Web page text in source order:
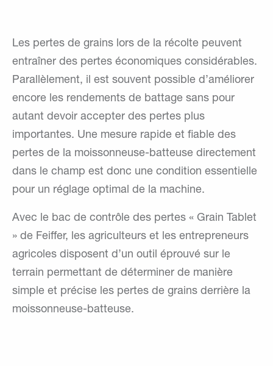
Les pertes de grains lors de la récolte peuvent
entraîner des pertes économiques considérables.
Parallèlement, il est souvent possible d’améliorer
encore les rendements de battage sans pour
autant devoir accepter des pertes plus
importantes. Une mesure rapide et fiable des
pertes de la moissonneuse-batteuse directement
dans le champ est donc une condition essentielle
pour un réglage optimal de la machine.
Avec le bac de contrôle des pertes « Grain Tablet
» de Feiffer, les agriculteurs et les entrepreneurs
agricoles disposent d’un outil éprouvé sur le
terrain permettant de déterminer de manière
simple et précise les pertes de grains derrière la
moissonneuse-batteuse.